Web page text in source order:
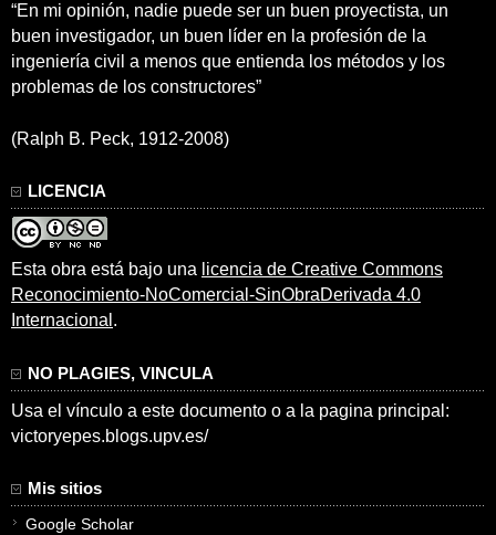
“En mi opinión, nadie puede ser un buen proyectista, un
buen investigador, un buen líder en la profesión de la
ingeniería civil a menos que entienda los métodos y los
problemas de los constructores”
(Ralph B. Peck, 1912-2008)
LICENCIA
Esta obra está bajo una licencia de Creative Commons
Reconocimiento-NoComercial-SinObraDerivada 4.0
Internacional .
NO PLAGIES, VINCULA
Usa el vínculo a este documento o a la pagina principal:
victoryepes.blogs.upv.es/
Mis sitios
Google Scholar